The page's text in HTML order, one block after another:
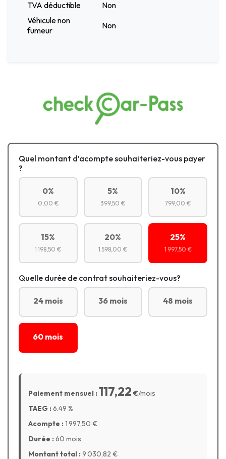
TVA déductible
Non
Véhicule non
fumeur
Non
Quel montant d’acompte souhaiteriez-vous payer
?
0%
0,00 €
5%
399,50 €
10%
799,00 €
15%
1 198,50 €
20%
1 598,00 €
25%
1 997,50 €
Quelle durée de contrat souhaiteriez-vous?
24 mois 36 mois 48 mois
60 mois
Paiement mensuel :117,22 €/mois
TAEG :6.49 %
Acompte :1 997,50 €
Durée :60 mois
Montant total :9 030,82 €